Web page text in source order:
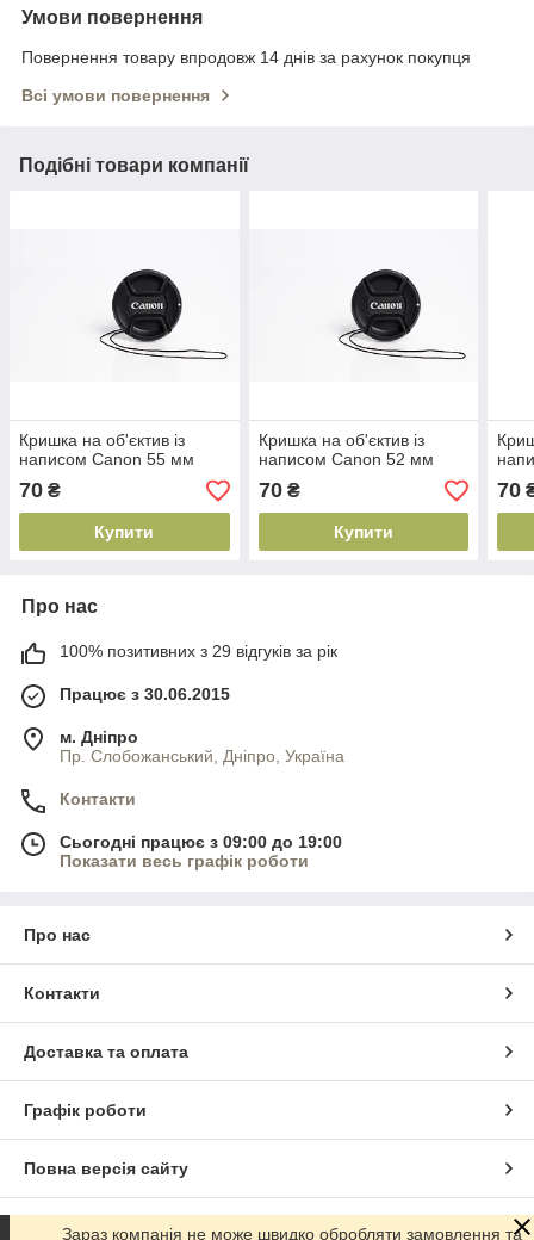
Умови повернення
Повернення товару впродовж 14 днів за рахунок покупця
Всі умови повернення
Подібні товари компанії
Кришка на об'єктив із
написом Canon 55 мм
70 ₴
Купити
Кришка на об'єктив із
написом Canon 52 мм
70₴
Купити
70
Про нас
100% позитивних з 29 відгуків за рік
Працює з 30.06.2015
м. Дніпро
Пр. Слобожанський, Дніпро, Україна
Контакти
Сьогодні працює з 09:00 до 19:00
Показати весь графік роботи
Про нас
Контакти
Доставка та оплата
Графік роботи
Повна версія сайту
Сайт створено на маркетплейсіProm.ua
Зараз компанія не може швидко обробляти замовлення та